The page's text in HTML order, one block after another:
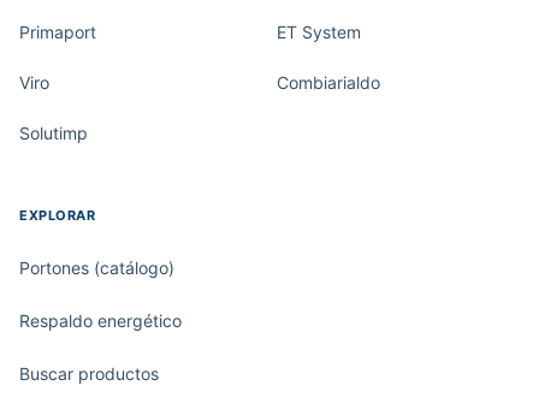
Primaport ET System
Viro Combiarialdo
Solutimp
EXPLORAR
Portones (catálogo)
Respaldo energético
Buscar productos